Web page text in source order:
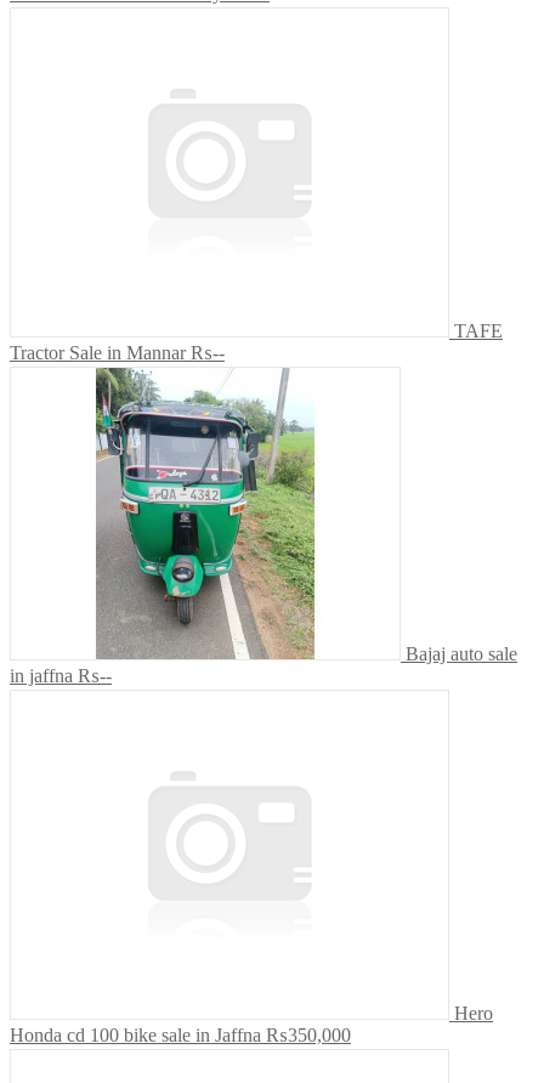
TAFE
Tractor Sale in Mannar ₨--
Bajaj auto sale
in jaffna ₨--
Hero
Honda cd 100 bike sale in Jaffna ₨350,000